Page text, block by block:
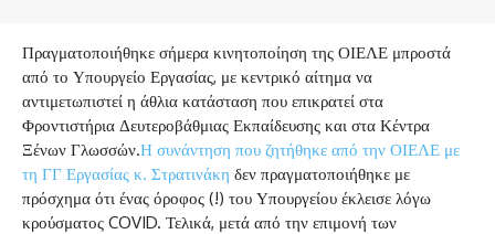
Πραγματοποιήθηκε σήμερα κινητοποίηση της ΟΙΕΛΕ μπροστά
από το Υπουργείο Εργασίας, με κεντρικό αίτημα να
αντιμετωπιστεί η άθλια κατάσταση που επικρατεί στα
Φροντιστήρια Δευτεροβάθμιας Εκπαίδευσης και στα Κέντρα
Ξένων Γλωσσών.Η συνάντηση που ζητήθηκε από την ΟΙΕΛΕ με
τη ΓΓ Εργασίας κ. Στρατινάκη δεν πραγματοποιήθηκε με
πρόσχημα ότι ένας όροφος (!) του Υπουργείου έκλεισε λόγω
κρούσματος COVID. Τελικά, μετά από την επιμονή των